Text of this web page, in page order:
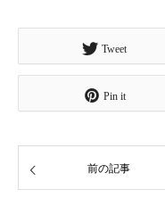
Tweet
Pin it
前の記事